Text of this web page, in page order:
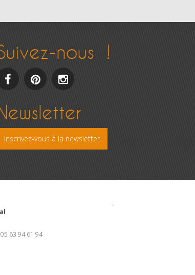
nous !
pinterest
Inscrivez-vous à la newsletter
-
63 94 61 94